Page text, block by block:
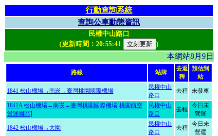
行動查詢系統
查詢公車動態資訊
民權中山路口
(更新時間： 20:55:41 )
本網站8月9
路線 站牌
去返
程
預估到
站
1841 松山機場→南崁→臺灣桃園國際機場
民權中山
路口
去程 未發車
1841A 松山機場→南崁→臺灣桃園國際機場[桃園航空
貨運園區]
民權中山
路口
去程
今日未
營運
1842 松山機場→大園
民權中山
路口
去程
今日未
營運